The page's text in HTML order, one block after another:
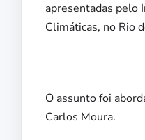
apresentadas pelo
Climáticas, no Rio
O assunto foi
Carlos Moura.